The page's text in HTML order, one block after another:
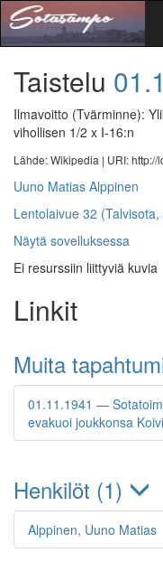
Taistelu
Ilmavoitto (Tvärminne):
vihollisen 1/2 x I-16:n
Lähde: Wikipedia | URI:
Uuno Matias Alppinen
Lentolaivue 32
Näytä sovelluksessa
Ei resurssiin liittyviä kuvia
Linkit
Muita
01.11.1941 —
evakuoi joukkonsa
Henkilöt (1)
Alppinen, Uuno Matias